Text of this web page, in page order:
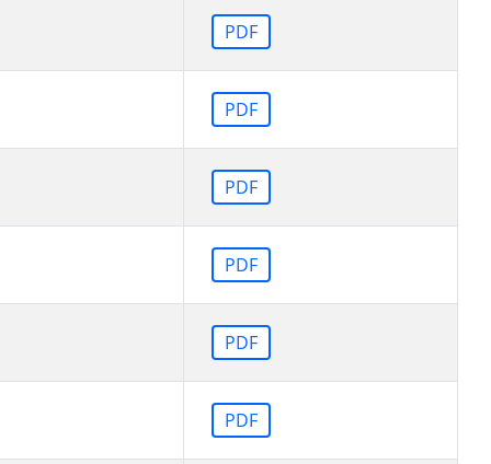
PDF
PDF
PDF
PDF
PDF
PDF